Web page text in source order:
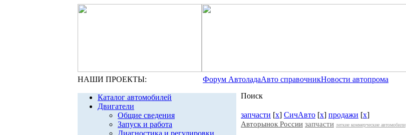
НАШИ ПРОЕКТЫ: Форум АвтоладаАвто справочникНовости автопрома
Каталог автомобилей
Двигатели
Общие сведения
Запуск и работа
Диагностика и регулировки
Поиск
запчасти [x] СичАвто [x] продажи [x]
Авторынок России запчасти легкие коммерческие автомобили